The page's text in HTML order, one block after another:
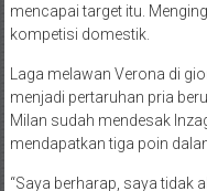
mencapai target itu.
kompetisi domestik.
Laga melawan Verona di
menjadi pertaruhan pria
Milan sudah mendesak
mendapatkan tiga poin
“Saya berharap, saya tidak